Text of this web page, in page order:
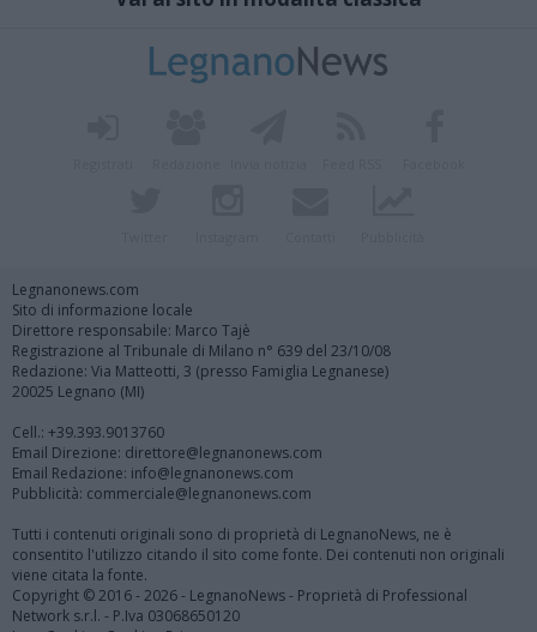
Legnanonews.com
Sito di informazione locale
Direttore responsabile: Marco Tajè
Registrazione al Tribunale di Milano n° 639 del 23/10/08
Redazione: Via Matteotti, 3 (presso Famiglia Legnanese)
20025 Legnano (MI)
Cell.: +39.393.9013760
Email Direzione: direttore@legnanonews.com
Email Redazione: info@legnanonews.com
Pubblicità: commerciale@legnanonews.com
Tutti i contenuti originali sono di proprietà di LegnanoNews, ne è
consentito l'utilizzo citando il sito come fonte. Dei contenuti non originali
viene citata la fonte.
Copyright © 2016 - 2026 - LegnanoNews - Proprietà di Professional
Network s.r.l. - P.Iva 03068650120